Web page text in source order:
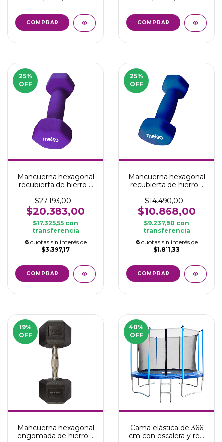
25%
OFF
Mancuerna hexagonal
recubierta de hierro 2
$27.193,00
$20.383,00
$17.325,55 con
transferencia
6 cuotas sin interés de
$3.397,17
25%
OFF
Mancuerna hexagonal
recubierta de hierro 1
$14.490,00
$10.868,00
$9.237,80 con
transferencia
6 cuotas sin interés de
$1.811,33
19%
OFF
Mancuerna hexagonal
engomada de hierro y
40%
OFF
Cama elástica de 366
cm con escalera y red